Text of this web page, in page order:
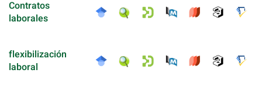
Contratos
laborales
flexibilización
laboral